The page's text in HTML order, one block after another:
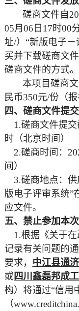
磋商文件自
05月 06 日 17时00
址/）“新版电子
买并下载磋商文
磋商文件的方式。
本项目磋商
民币350元/份（报
四、磋商文件提
1 .磋商文件提交
时（北京时间）
2.磋商时间：
间）
3.磋商地点：
版电子评审系统”
应文件。
五、禁止参加本
1.根据《关于
记录有关问题的
要求， 中江县通
或四川鑫磊邦成
构）将通过“信用
（